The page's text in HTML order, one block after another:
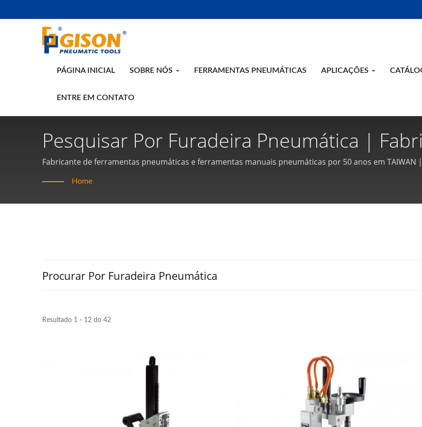
PÁGINA INICIAL SOBRE NÓS FERRAMENTAS PNEUMÁTICAS APLICAÇÕES
ENTRE EM CONTATO
Pesquisar Por Furadeira Pneumática |
Ferramentas Pneumáticas E Ferramentas
Fabricante de ferramentas pneumáticas e ferramentas manuais pneumáticas por 50 anos em TAIWAN
Home
Procurar Por Furadeira Pneumática
Resultado 1 - 12 do 42